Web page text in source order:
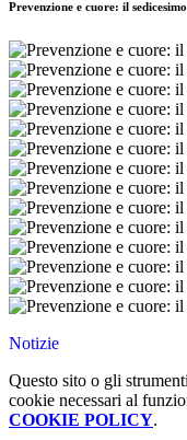
Prevenzione e cuore: il
Notizie
Questo sito o gli
cookie necessari al
COOKIE POLICY.